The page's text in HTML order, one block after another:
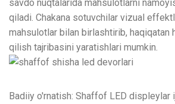
savdo nuqtalarida mahsulotlarni
qiladi. Chakana sotuvchilar vizual
mahsulotlar bilan birlashtirib, haqiqatan
qilish tajribasini yaratishlari mumkin.
Badiiy o'rnatish: Shaffof LED displeylar